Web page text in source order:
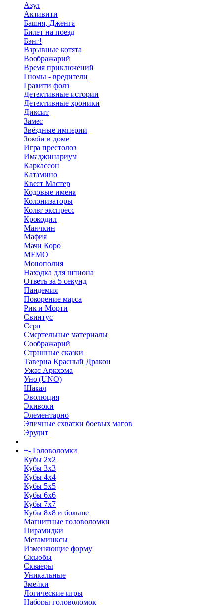
Азул
Активити
Башня, Дженга
Билет на поезд
Бэнг!
Взрывные котята
Воображарий
Время приключений
Гномы - вредители
Гравити фолз
Детективные истории
Детективные хроники
Диксит
Замес
Звёздные империи
Зомби в доме
Игра престолов
Имаджинариум
Каркассон
Катамино
Квест Мастер
Кодовые имена
Колонизаторы
Кольт экспресс
Крокодил
Манчкин
Мафия
Мачи Коро
МЕМО
Монополия
Находка для шпиона
Ответь за 5 секунд
Пандемия
Покорение марса
Рик и Морти
Свинтус
Серп
Смертельные материалы
Соображарий
Страшные сказки
Таверна Красный Дракон
Ужас Аркхэма
Уно (UNO)
Шакал
Эволюция
Экивоки
Элементарно
Эпичные схватки боевых магов
Эрудит
+- Головоломки
Кубы 2х2
Кубы 3х3
Кубы 4x4
Кубы 5х5
Кубы 6х6
Кубы 7х7
Кубы 8х8 и больше
Магнитные головоломки
Пирамидки
Мегаминксы
Изменяющие форму
Скьюбы
Скваеры
Уникальные
Змейки
Логические игры
Наборы головоломок